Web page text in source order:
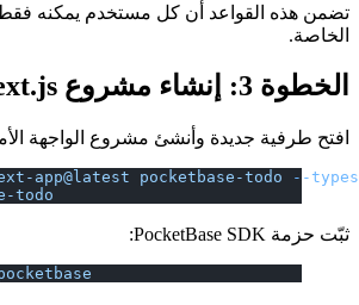
تضمن هذه القواعد أن كل مستخدم يمكنه
الخاصة.
الخطوة 3: إنشاء مشروع Next.js
افتح طرفية جديدة وأنشئ مشروع الواجهة
app@latest pocketbase-todo
--
todo
ثبّت حزمة PocketBase SDK: